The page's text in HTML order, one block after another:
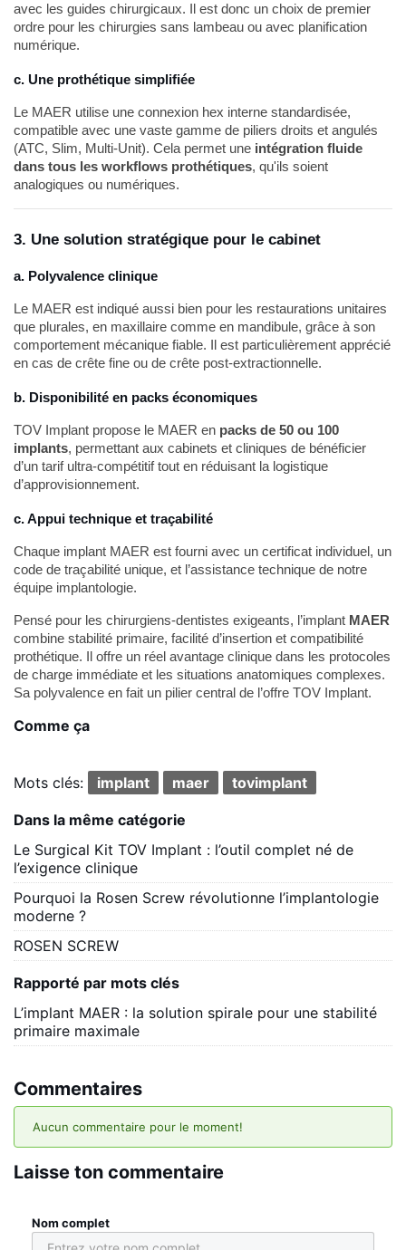
avec les guides chirurgicaux. Il est donc un choix de premier
ordre pour les chirurgies sans lambeau ou avec planification
numérique.
c. Une prothétique simplifiée
Le MAER utilise une connexion hex interne standardisée,
compatible avec une vaste gamme de piliers droits et angulés
(ATC, Slim, Multi-Unit). Cela permet une intégration fluide
dans tous les workflows prothétiques, qu'ils soient
analogiques ou numériques.
3. Une solution stratégique pour le cabinet
a. Polyvalence clinique
Le MAER est indiqué aussi bien pour les restaurations unitaires
que plurales, en maxillaire comme en mandibule, grâce à son
comportement mécanique fiable. Il est particulièrement apprécié
en cas de crête fine ou de crête post-extractionnelle.
b. Disponibilité en packs économiques
TOV Implant propose le MAER en packs de 50 ou 100
implants, permettant aux cabinets et cliniques de bénéficier
d’un tarif ultra-compétitif tout en réduisant la logistique
d’approvisionnement.
c. Appui technique et traçabilité
Chaque implant MAER est fourni avec un certificat individuel, un
code de traçabilité unique, et l’assistance technique de notre
équipe implantologie.
Pensé pour les chirurgiens-dentistes exigeants, l’implant MAER
combine stabilité primaire, facilité d’insertion et compatibilité
prothétique. Il offre un réel avantage clinique dans les protocoles
de charge immédiate et les situations anatomiques complexes.
Sa polyvalence en fait un pilier central de l’offre TOV Implant.
Comme ça
Mots clés: implant maer tovimplant
Dans la même catégorie
Le Surgical Kit TOV Implant : l’outil complet né de
l’exigence clinique
Pourquoi la Rosen Screw révolutionne l’implantologie
moderne ?
ROSEN SCREW
Rapporté par mots clés
L’implant MAER : la solution spirale pour une stabilité
primaire maximale
Commentaires
Aucun commentaire pour le moment!
Laisse ton commentaire
Nom complet